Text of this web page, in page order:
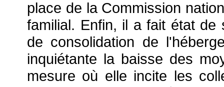
place de la Commission
familial. Enfin, il a fait état de
de consolidation de
inquiétante la baisse des
mesure où elle incite les